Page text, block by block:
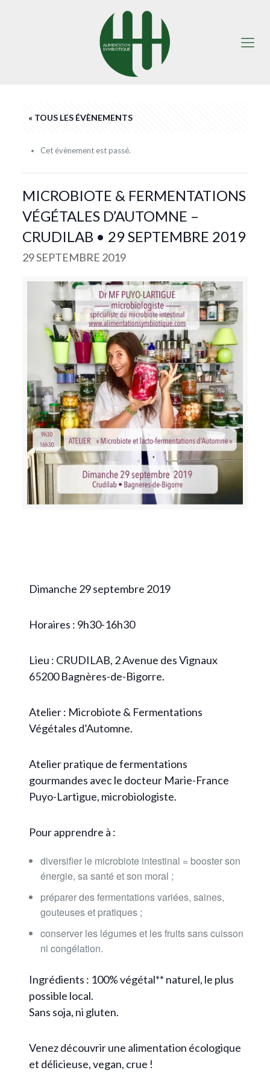
« TOUS LES ÉVÈNEMENTS
Cet évènement est passé.
MICROBIOTE & FERMENTATIONS
VÉGÉTALES D’AUTOMNE –
CRUDILAB • 29 SEPTEMBRE 2019
29 SEPTEMBRE 2019
Dimanche 29 septembre 2019
Horaires : 9h30-16h30
Lieu : CRUDILAB, 2 Avenue des Vignaux
65200 Bagnères-de-Bigorre.
Atelier : Microbiote & Fermentations
Végétales d’Automne.
Atelier pratique de fermentations
gourmandes avec le docteur Marie-France
Puyo-Lartigue, microbiologiste.
Pour apprendre à :
diversifier le microbiote intestinal = booster son
énergie, sa santé et son moral ;
préparer des fermentations variées, saines,
gouteuses et pratiques ;
conserver les légumes et les fruits sans cuisson
ni congélation.
Ingrédients : 100% végétal** naturel, le plus
possible local.
Sans soja, ni gluten.
Venez découvrir une alimentation écologique
et délicieuse, vegan, crue !